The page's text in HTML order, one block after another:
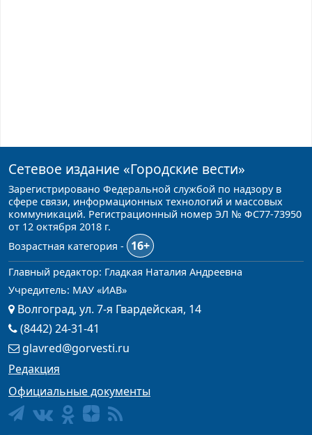
Сетевое издание «Городские вести»
Зарегистрировано Федеральной службой по надзору в
сфере связи, информационных технологий и массовых
коммуникаций. Регистрационный номер ЭЛ № ФС77-73950
от 12 октября 2018 г.
Возрастная категория -
16+
Главный редактор: Гладкая Наталия Андреевна
Учредитель: МАУ «ИАВ»
Волгоград, ул. 7-я Гвардейская, 14
(8442) 24-31-41
glavred@gorvesti.ru
Редакция
Официальные документы